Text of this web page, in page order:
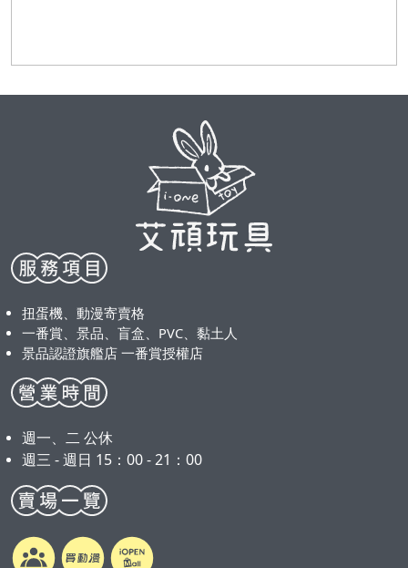
扭蛋機、動漫寄賣格
一番賞、景品、盲盒、PVC、黏土人
景品認證旗艦店 一番賞授權店
週一、二 公休
週三 - 週日 15：00 - 21：00